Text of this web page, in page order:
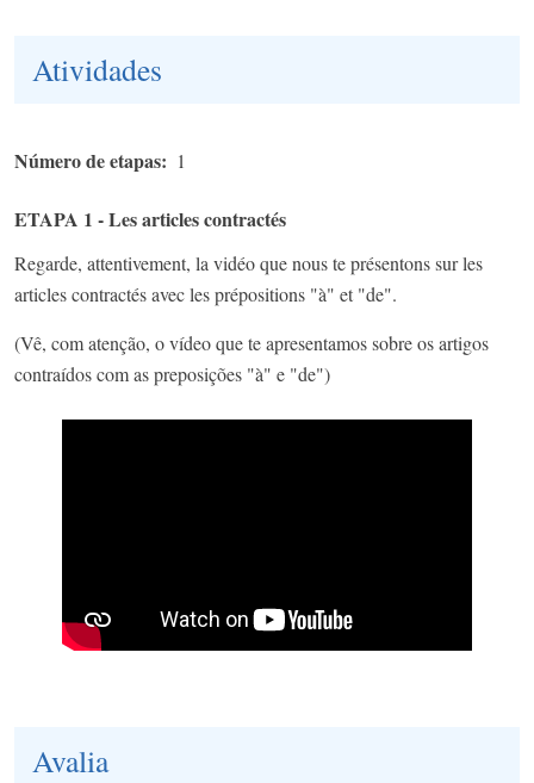
Atividades
Número de etapas 1
ETAPA 1 - Les articles contractés
Regarde, attentivement, la vidéo que nous te présentons sur les
articles contractés avec les prépositions "à" et "de".
(Vê, com atenção, o vídeo que te apresentamos sobre os artigos
contraídos com as preposições "à" e "de")
Avalia